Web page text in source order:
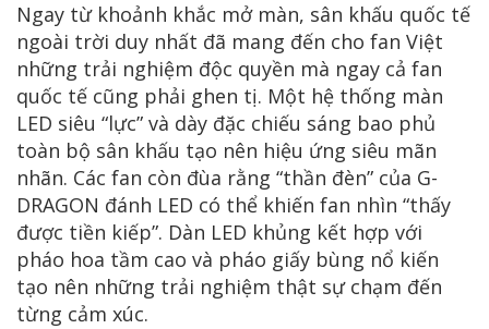
Ngay từ khoảnh khắc mở màn, sân khấu quốc tế
ngoài trời duy nhất đã mang đến cho fan Việt
những trải nghiệm độc quyền mà ngay cả fan
quốc tế cũng phải ghen tị. Một hệ thống màn
LED siêu “lực” và dày đặc chiếu sáng bao phủ
toàn bộ sân khấu tạo nên hiệu ứng siêu mãn
nhãn. Các fan còn đùa rằng “thần đèn” của G-
DRAGON đánh LED có thể khiến fan nhìn “thấy
được tiền kiếp”. Dàn LED khủng kết hợp với
pháo hoa tầm cao và pháo giấy bùng nổ kiến
tạo nên những trải nghiệm thật sự chạm đến
từng cảm xúc.